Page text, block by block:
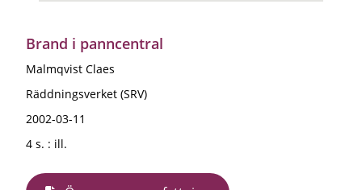
Brand i panncentral
Malmqvist Claes
Räddningsverket (SRV)
2002-03-11
4 s. : ill.